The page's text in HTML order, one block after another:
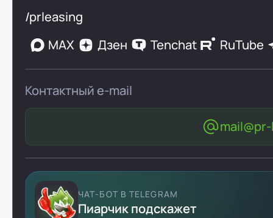
/prleasing
MAX
Дзен Tenchat RuTube
Контактный e-mail
ЧАТ-БОТ В TELEGRAM
Пиарчик подскажет